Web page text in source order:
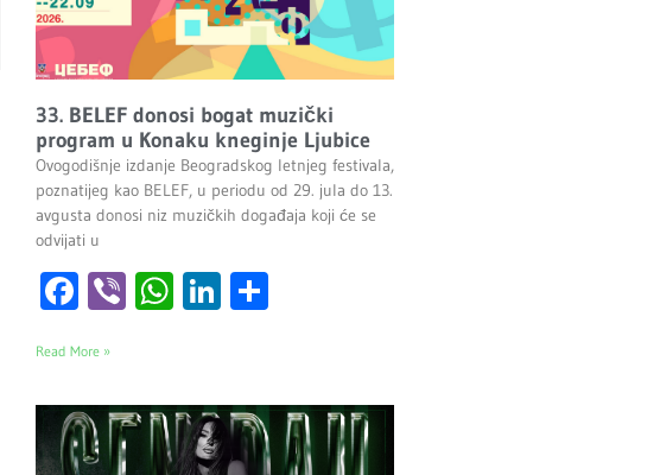
33. BELEF donosi bogat muzički
program u Konaku kneginje Ljubice
Ovogodišnje izdanje Beogradskog letnjeg festivala,
poznatijeg kao BELEF, u periodu od 29. jula do 13.
avgusta donosi niz muzičkih događaja koji će se
odvijati u
Facebook
ViberWhatsApp
LinkedIn
Read More »